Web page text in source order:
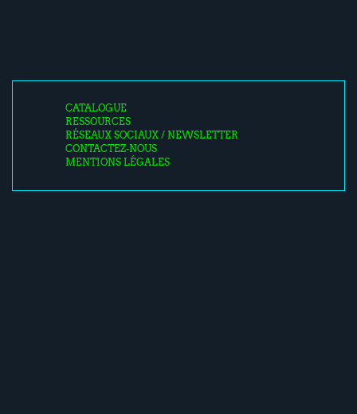
CATALOGUE
RESSOURCES
RÉSEAUX SOCIAUX / NEWSLETTER
CONTACTEZ-NOUS
MENTIONS LÉGALES